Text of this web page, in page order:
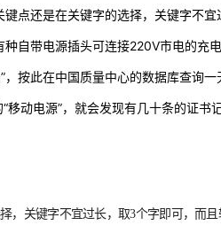
点还是在关键字的选择，关键字不
自带电源插头可连接220V市电的充
按此在中国质量中心的数据库查询
动电源”，就会发现有几十条的证书
，关键字不宜过长，取3个字即可，而且